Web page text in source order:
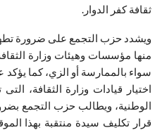
ثقافة كفر الدوار.
ويشدد حزب التجمع على ضرورة
منها مؤسسات وهيئات وزارة
سواء بالممارسة أو الزي، كما
اختيار قيادات وزارة الثقافة،
الوطنية، ويطالب حزب التجمع
قرار تكليف سيدة منتقبة بهذا